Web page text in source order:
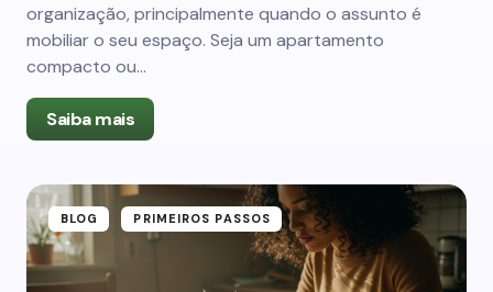
organização, principalmente quando o assunto é
mobiliar o seu espaço. Seja um apartamento
compacto ou…
Saiba mais
BLOG PRIMEIROS PASSOS